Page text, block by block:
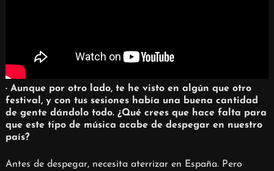
· Aunque por otro lado, te he visto en algún que otro
festival, y con tus sesiones había una buena cantidad
de gente dándolo todo. ¿Qué crees que hace falta para
que este tipo de música acabe de despegar en nuestro
país?
Antes de despegar, necesita aterrizar en España. Pero